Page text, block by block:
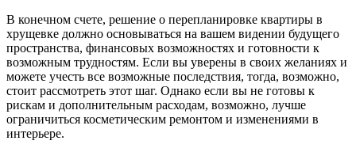
В конечном счете, решение о перепланировке квартиры в
хрущевке должно основываться на вашем видении будущего
пространства, финансовых возможностях и готовности к
возможным трудностям. Если вы уверены в своих желаниях и
можете учесть все возможные последствия, тогда, возможно,
стоит рассмотреть этот шаг. Однако если вы не готовы к
рискам и дополнительным расходам, возможно, лучше
ограничиться косметическим ремонтом и изменениями в
интерьере.